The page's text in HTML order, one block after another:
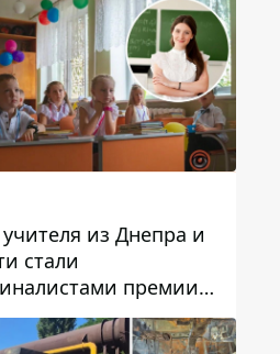
из Днепра и
стали
премии
Prize Ukraine